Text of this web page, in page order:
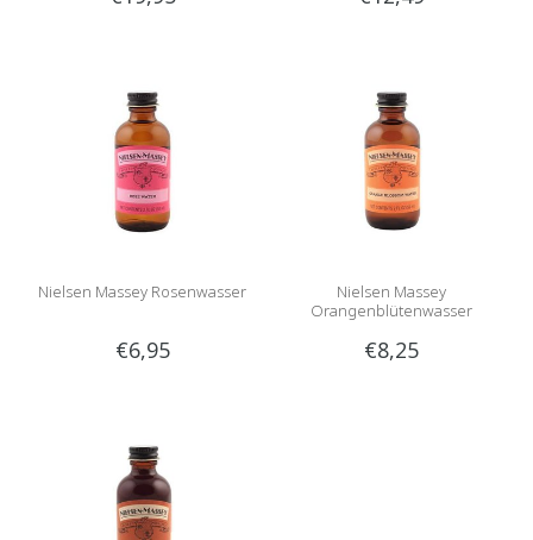
Nielsen Massey Rosenwasser
€6,95
Nielsen Massey
Orangenblütenwasser
€8,25